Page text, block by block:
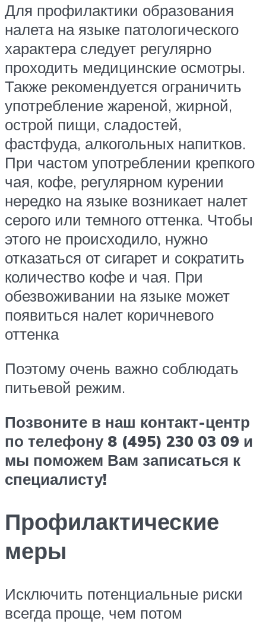
Для профилактики образования
налета на языке патологического
характера следует регулярно
проходить медицинские осмотры.
Также рекомендуется ограничить
употребление жареной, жирной,
острой пищи, сладостей,
фастфуда, алкогольных напитков.
При частом употреблении крепкого
чая, кофе, регулярном курении
нередко на языке возникает налет
серого или темного оттенка. Чтобы
этого не происходило, нужно
отказаться от сигарет и сократить
количество кофе и чая. При
обезвоживании на языке может
появиться налет коричневого
оттенка
Поэтому очень важно соблюдать
питьевой режим.
Позвоните в наш контакт-центр
по телефону 8 (495) 230 03 09 и
мы поможем Вам записаться к
специалисту!
Профилактические
меры
Исключить потенциальные риски
всегда проще, чем потом